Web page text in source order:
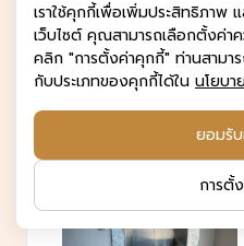
เราใช้คุกกี้เพื่อเพิ่มประสิทธิภาพ
เว็บไซต์ คุณสามารถเลือกตั้งค่า
คลิก "การตั้งค่าคุกกี้" ท่านสามา
กับประเภทของคุกกี้ได้ใน นโยบา
ยอมรั
การตั้